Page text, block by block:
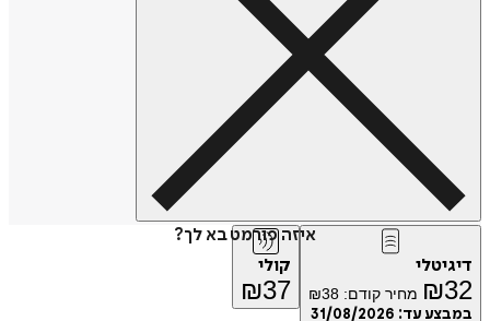
איזה פורמט בא לך?
דיגיטלי
₪32 מחיר קודם: ₪38
במבצע עד: 31/08/2026
קולי
₪37